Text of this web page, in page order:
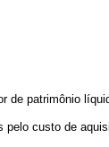
de patrimônio
custo de